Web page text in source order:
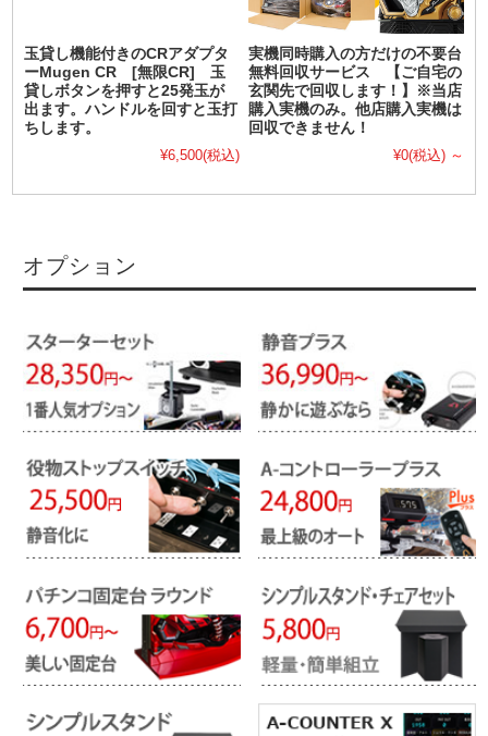
玉貸し機能付きのCRアダプタ
ーMugen CR [無限CR] 玉
貸しボタンを押すと25発玉が
出ます。ハンドルを回すと玉打
ちします。
¥6,500(税込)
実機同時購入の方だけの不要台
無料回収サービス 【ご自宅の
玄関先で回収します！】※当店
購入実機のみ。他店購入実機は
回収できません！
¥0(税込) ～
オプション